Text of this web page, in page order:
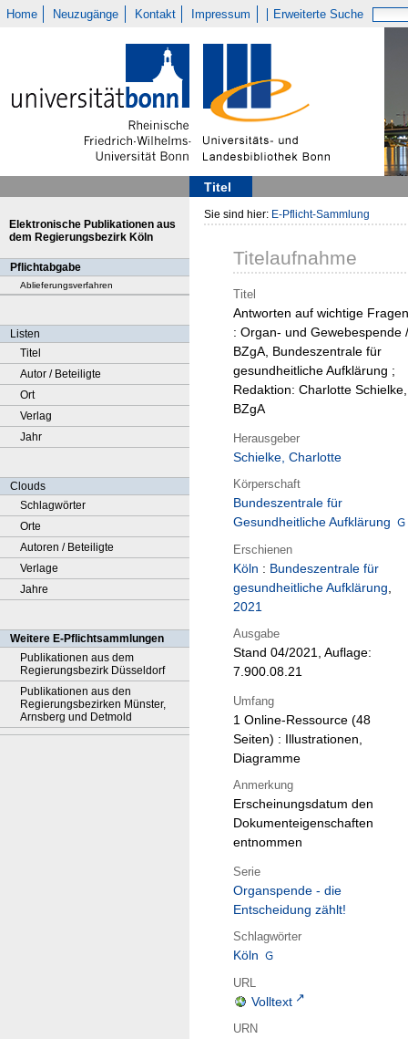
Home Neuzugänge Kontakt Impressum Erweiterte Suche
Titel
Elektronische Publikationen aus
dem Regierungsbezirk Köln
Pflichtabgabe
Ablieferungsverfahren
Listen
Titel
Autor / Beteiligte
Ort
Verlag
Jahr
Clouds
Schlagwörter
Orte
Autoren / Beteiligte
Verlage
Jahre
Weitere E-Pflichtsammlungen
Publikationen aus dem
Regierungsbezirk Düsseldorf
Publikationen aus den
Regierungsbezirken Münster,
Arnsberg und Detmold
Sie sind hier: E-Pflicht-Sammlung
Titelaufnahme
Titel
Antworten auf wichtige Fragen
: Organ- und Gewebespende /
BZgA, Bundeszentrale für
gesundheitliche Aufklärung ;
Redaktion: Charlotte Schielke,
BZgA
Herausgeber
Schielke, Charlotte
Körperschaft
Bundeszentrale für
Gesundheitliche Aufklärung
Erschienen
Köln : Bundeszentrale für
gesundheitliche Aufklärung,
2021
Ausgabe
Stand 04/2021, Auflage:
7.900.08.21
Umfang
1 Online-Ressource (48
Seiten) : Illustrationen,
Diagramme
Anmerkung
Erscheinungsdatum den
Dokumenteigenschaften
entnommen
Serie
Organspende - die
Entscheidung zählt!
Schlagwörter
Köln
URL
Volltext
URN